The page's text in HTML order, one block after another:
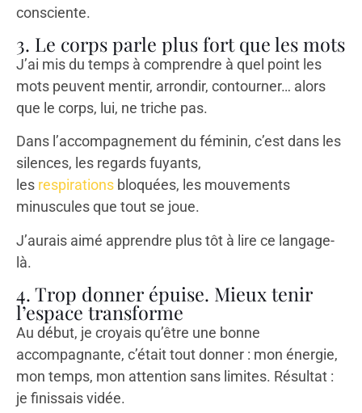
consciente.
3. Le corps parle plus fort que les mots
J’ai mis du temps à comprendre à quel point les
mots peuvent mentir, arrondir, contourner… alors
que le corps, lui, ne triche pas.
Dans l’accompagnement du féminin, c’est dans les
silences, les regards fuyants,
les respirations bloquées, les mouvements
minuscules que tout se joue.
J’aurais aimé apprendre plus tôt à lire ce langage-
là.
4. Trop donner épuise. Mieux tenir
l’espace transforme
Au début, je croyais qu’être une bonne
accompagnante, c’était tout donner : mon énergie,
mon temps, mon attention sans limites. Résultat :
je finissais vidée.